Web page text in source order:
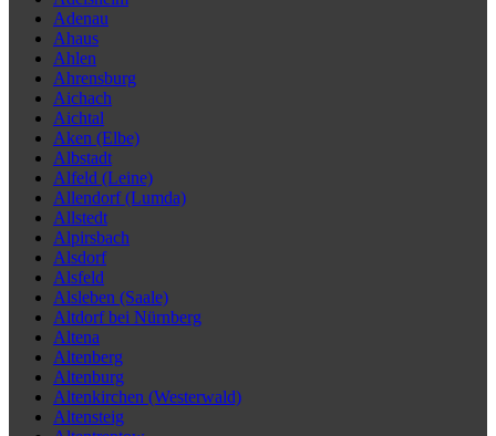
Adenau
Ahaus
Ahlen
Ahrensburg
Aichach
Aichtal
Aken (Elbe)
Albstadt
Alfeld (Leine)
Allendorf (Lumda)
Allstedt
Alpirsbach
Alsdorf
Alsfeld
Alsleben (Saale)
Altdorf bei Nürnberg
Altena
Altenberg
Altenburg
Altenkirchen (Westerwald)
Altensteig